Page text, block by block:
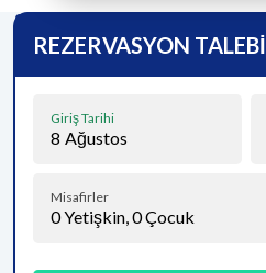
REZERVASYON TALEBİ
Giriş Tarihi
8 Ağustos
Misafirler
0Yetişkin,0Çocuk